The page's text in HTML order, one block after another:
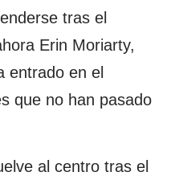
tras el
Erin Moriarty,
entrado en el
que no han pasado
al centro tras el